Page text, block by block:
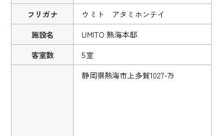
フリガナ
ウミト アタミホンテイ
施設名
UMITO 熱海本邸
客室数
5室
静岡県熱海市上多賀1027-79